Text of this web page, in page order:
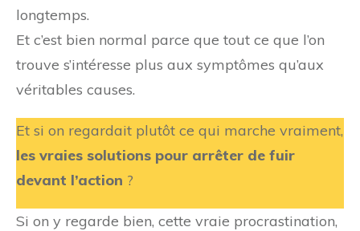
longtemps.
Et c’est bien normal parce que tout ce que l’on
trouve s’intéresse plus aux symptômes qu’aux
véritables causes.
Et si on regardait plutôt ce qui marche vraiment,
les vraies solutions pour arrêter de fuir
devant l’action ?
Si on y regarde bien, cette vraie procrastination,